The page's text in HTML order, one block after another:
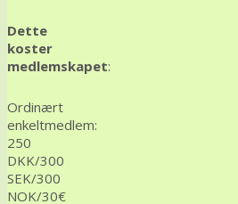
Dette
koster
medlemskapet:
Ordinært
enkeltmedlem:
250
DKK/300
SEK/300
NOK/30€